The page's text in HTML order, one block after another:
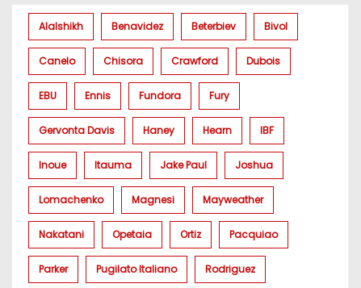
Alalshikh Benavidez Beterbiev Bivol
Canelo Chisora Crawford Dubois
EBU Ennis Fundora Fury
Gervonta Davis Haney Hearn IBF
Inoue Itauma Jake Paul Joshua
Lomachenko Magnesi Mayweather
Nakatani Opetaia Ortiz Pacquiao
Parker Pugilato Italiano Rodriguez